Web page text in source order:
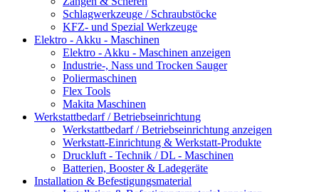
Schlagwerkzeuge / Schraubstöcke
KFZ- und Spezial Werkzeuge
Elektro - Akku - Maschinen
Elektro - Akku - Maschinen anzeigen
Industrie-, Nass und Trocken Sauger
Poliermaschinen
Flex Tools
Makita Maschinen
Werkstattbedarf / Betriebseinrichtung
Werkstattbedarf / Betriebseinrichtung anzeigen
Werkstatt-Einrichtung & Werkstatt-Produkte
Druckluft - Technik / DL - Maschinen
Batterien, Booster & Ladegeräte
Installation & Befestigungsmaterial